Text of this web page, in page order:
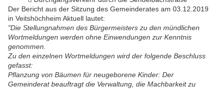
Der Bericht aus der Sitzung des Gemeinderates am 03.12.2019
in Veitshöchheim Aktuell lautet:
"Die Stellungnahmen des Bürgermeisters zu den mündlichen
Wortmeldungen werden ohne Einwendungen zur Kenntnis
genommen.
Zu den einzelnen Wortmeldungen wird der folgende Beschluss
gefasst:
Pflanzung von Bäumen für neugeborene Kinder: Der
Gemeinderat beauftragt die Verwaltung, die Machbarkeit zu